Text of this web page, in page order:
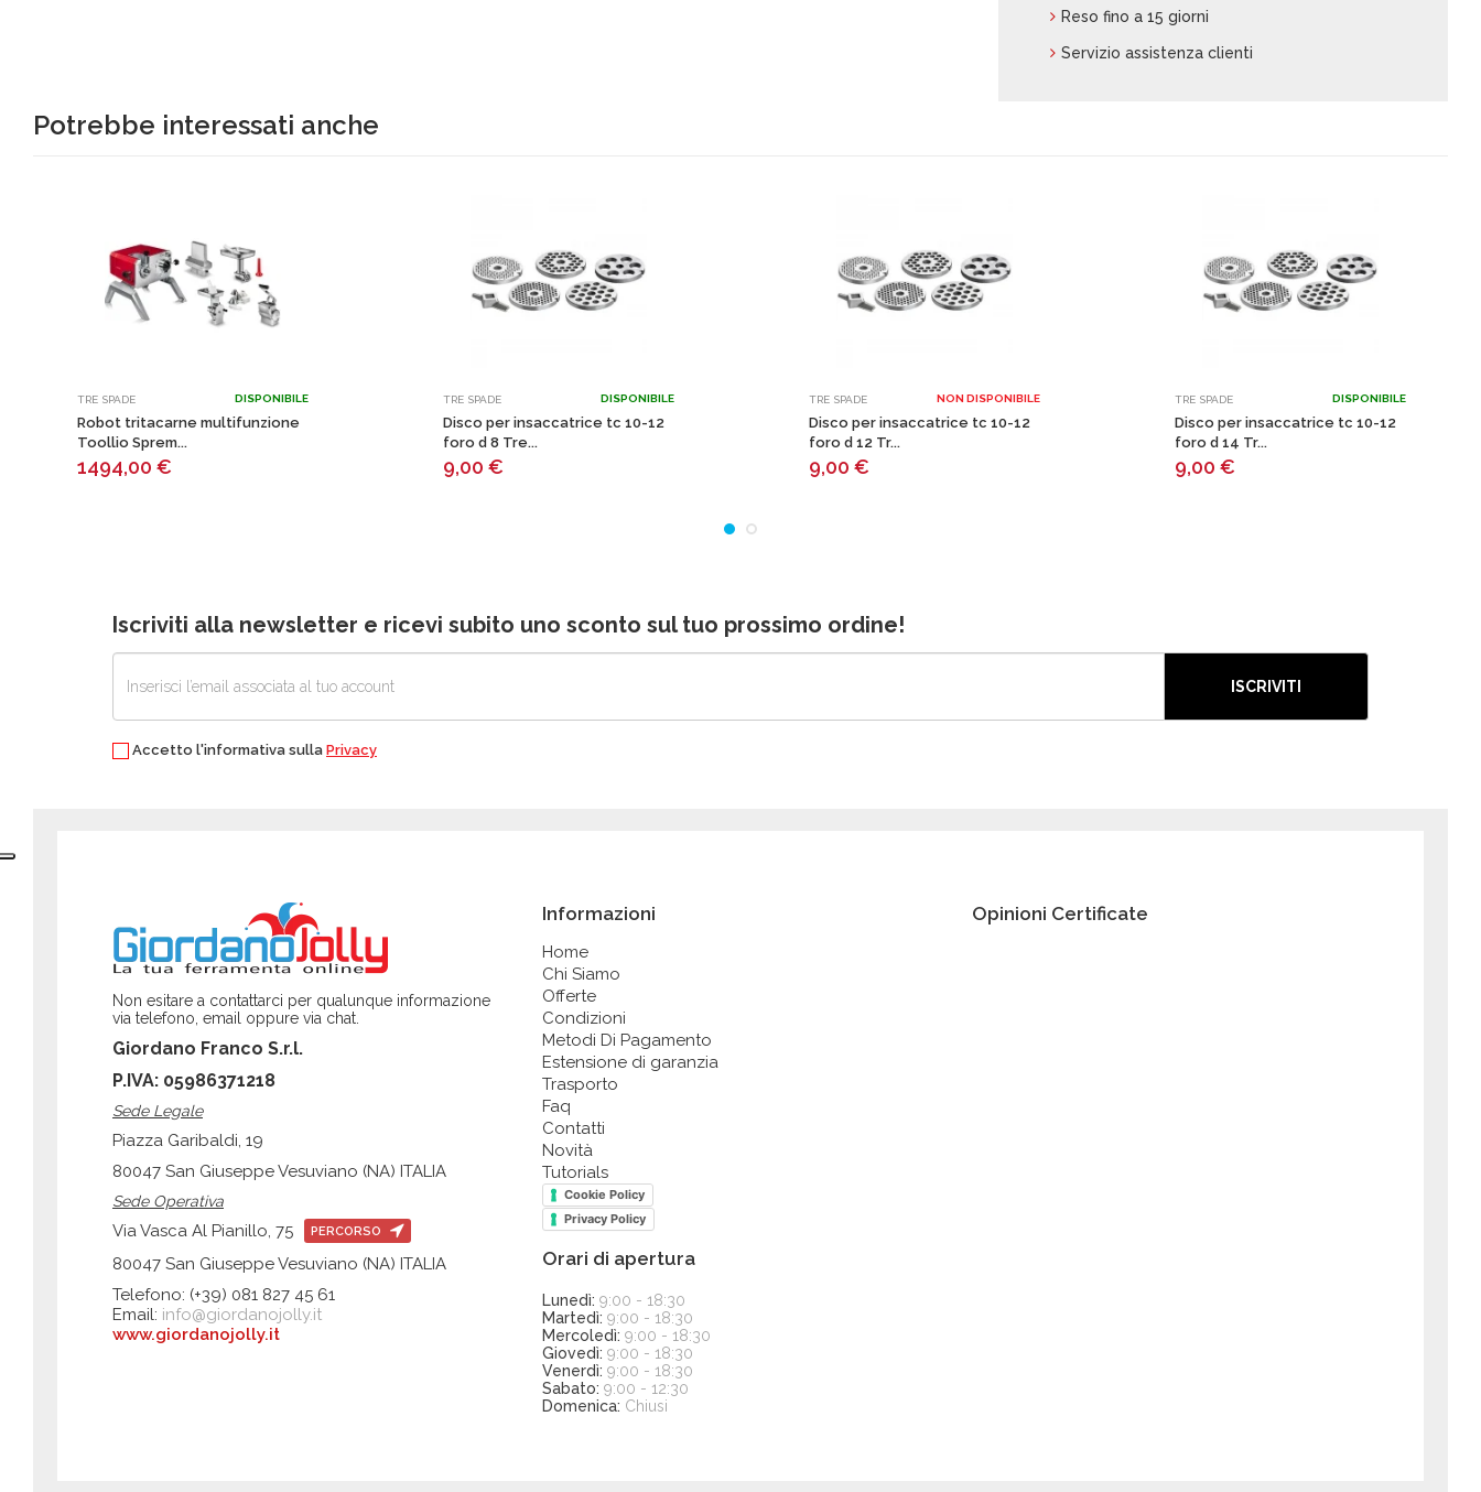
Reso fino a 15 giorni
Servizio assistenza clienti
Potrebbe interessati anche
TRE SPADE DISPONIBILE
Robot tritacarne multifunzione
Toollio Sprem...
1494,00 €
TRE SPADE DISPONIBILE
Disco per insaccatrice tc 10-12
foro d 8 Tre...
9,00 €
TRE SPADE NON DISPONIBILE
Disco per insaccatrice tc 10-12
foro d 12 Tr...
9,00 €
TRE SPADE DISPONIBILE
Disco per insaccatrice tc 10-12
foro d 14 Tr...
9,00 €
Iscriviti alla newsletter e ricevi subito uno sconto sul tuo prossimo ordine!
ISCRIVITI
Accetto l'informativa sulla Privacy
Non esitare a contattarci per qualunque informazione
via telefono, email oppure via chat.
Giordano Franco S.r.l.
P.IVA: 05986371218
Sede Legale
Piazza Garibaldi, 19
80047 San Giuseppe Vesuviano (NA) ITALIA
Sede Operativa
Via Vasca Al Pianillo, 75 PERCORSO
80047 San Giuseppe Vesuviano (NA) ITALIA
Telefono: (+39) 081 827 45 61
Email: info@giordanojolly.it
www.giordanojolly.it
Informazioni
Home
Chi Siamo
Offerte
Condizioni
Metodi Di Pagamento
Estensione di garanzia
Trasporto
Faq
Contatti
Novità
Tutorials
Cookie Policy
Privacy Policy
Orari di apertura
Lunedì: 9:00 - 18:30
Martedì: 9:00 - 18:30
Mercoledì: 9:00 - 18:30
Giovedì: 9:00 - 18:30
Venerdì: 9:00 - 18:30
Sabato: 9:00 - 12:30
Domenica: Chiusi
Opinioni Certificate